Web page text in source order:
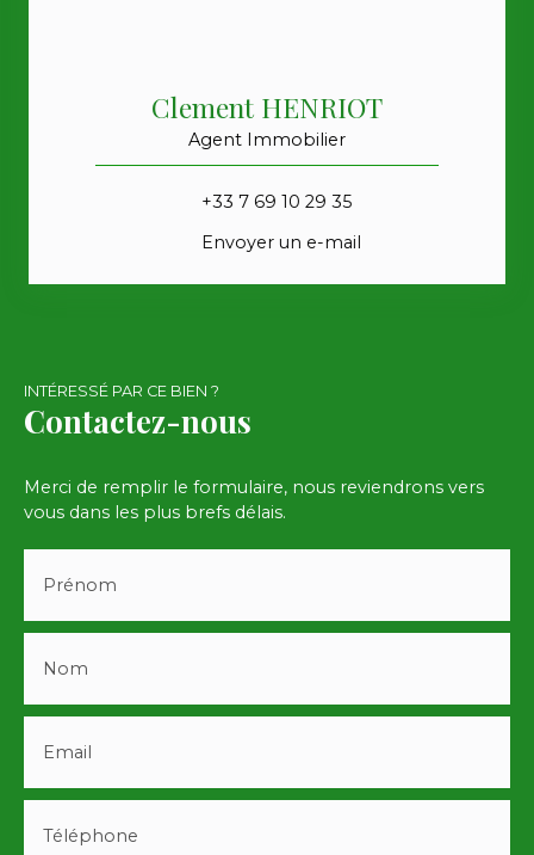
Clement HENRIOT
Agent Immobilier
+33 7 69 10 29 35
Envoyer un e-mail
INTÉRESSÉ PAR CE BIEN ?
Contactez-nous
Merci de remplir le formulaire, nous reviendrons vers
vous dans les plus brefs délais.
Prénom
Nom
Email
Téléphone